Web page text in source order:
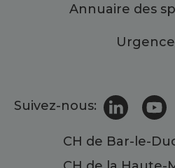
Annuaire des
Suivez-nous:
CH de Bar-le-